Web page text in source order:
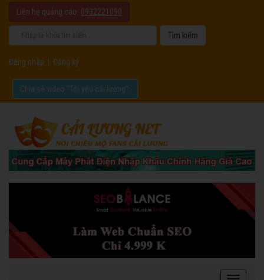
Liên hệ quảng cáo: 0932221090
Đăng nhập Đăng ký
Chia sẻ video "Tôi yêu cải lương".